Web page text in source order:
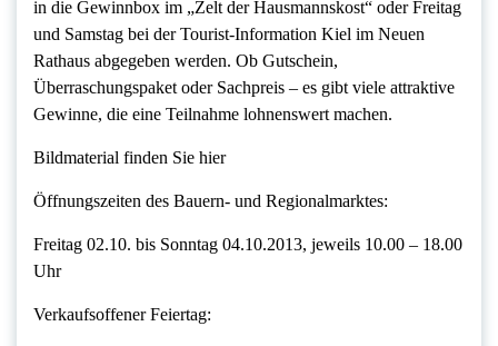
in die Gewinnbox im „Zelt der Hausmannskost“ oder Freitag
und Samstag bei der Tourist-Information Kiel im Neuen
Rathaus abgegeben werden. Ob Gutschein,
Überraschungspaket oder Sachpreis – es gibt viele attraktive
Gewinne, die eine Teilnahme lohnenswert machen.
Bildmaterial finden Sie hier
Öffnungszeiten des Bauern- und Regionalmarktes:
Freitag 02.10. bis Sonntag 04.10.2013, jeweils 10.00 – 18.00
Uhr
Verkaufsoffener Feiertag: